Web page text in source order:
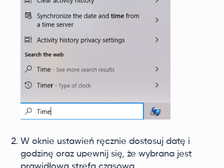
W oknie ustawień ręcznie dostosuj datę i
godzinę oraz upewnij się, że wybrana jest